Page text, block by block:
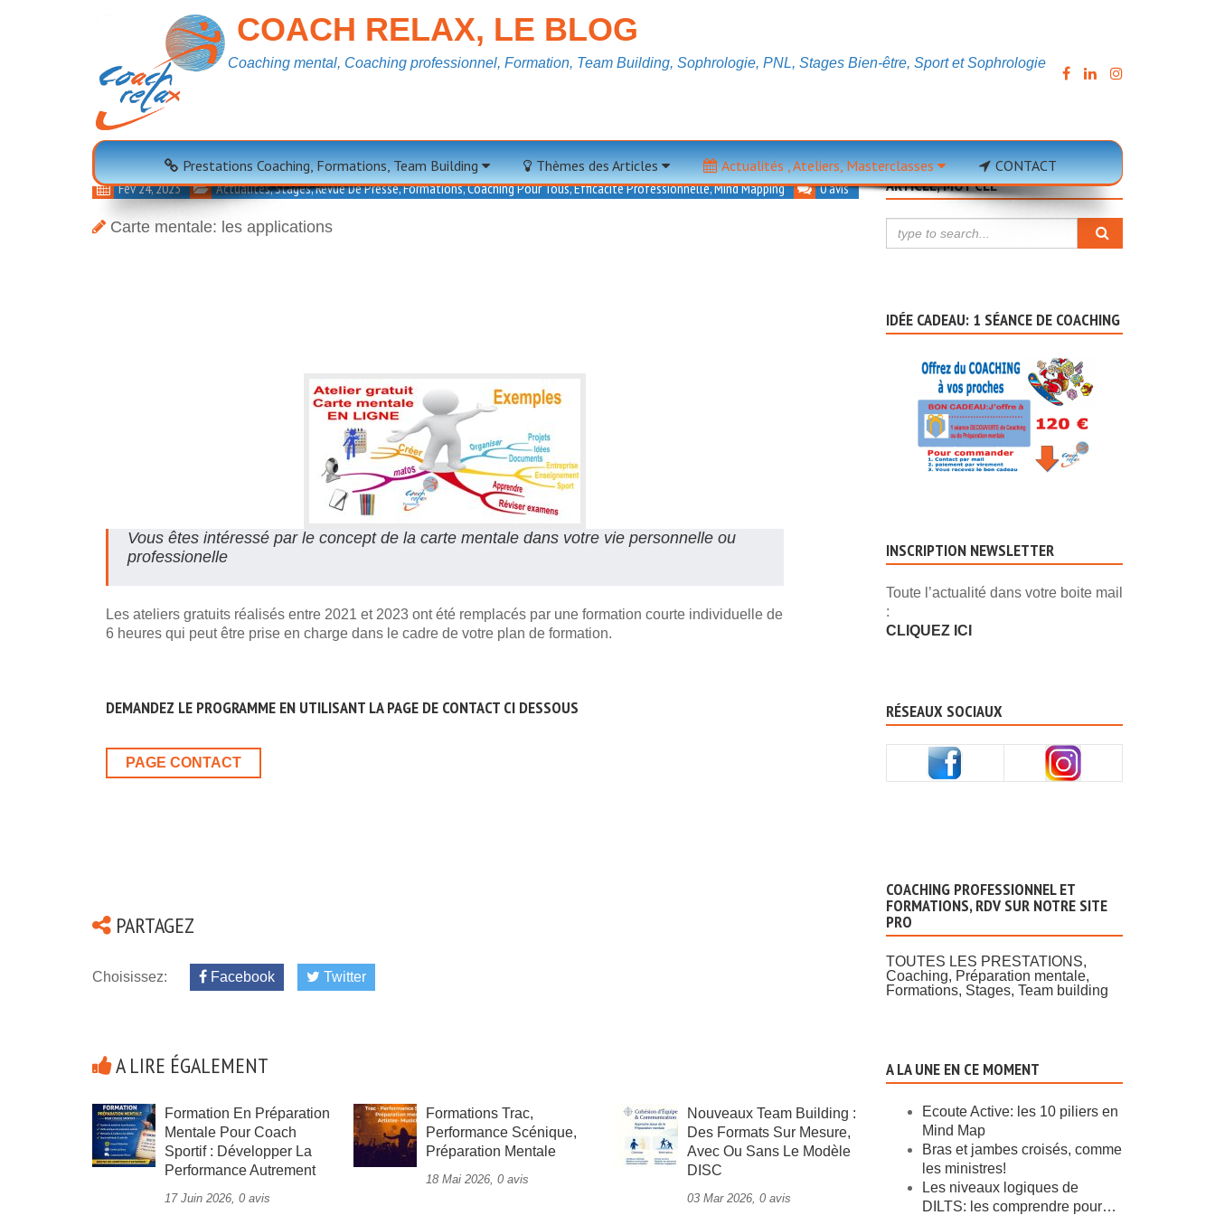
COACH RELAX, LE BLOG
Coaching mental, Coaching professionnel, Formation, Team Building, Sophrologie, PNL, Stages Bien-être, Sport et Sophrologie
Prestations Coaching, Formations, Team Building Thèmes des Articles Actualités , Ateliers, Masterclasses CONTACT
Carte Mentale: Les Applications
Fév 24, 2023 Actualités, Stages, Revue De Presse, Formations,Coaching Pour Tous,Efficacité Professionnelle,Mind Mapping 0 avis
Carte mentale: les applications
Vous êtes intéressé par le concept de la carte mentale dans votre vie personnelle ou
professionelle
Les ateliers gratuits réalisés entre 2021 et 2023 ont été remplacés par une formation courte individuelle de
6 heures qui peut être prise en charge dans le cadre de votre plan de formation.
DEMANDEZ LE PROGRAMME EN UTILISANT LA PAGE DE CONTACT CI DESSOUS
PAGE CONTACT
PARTAGEZ
Choisissez: Facebook Twitter
A LIRE ÉGALEMENT
Formation En Préparation
Mentale Pour Coach
Sportif : Développer La
Performance Autrement
17 Juin 2026, 0 avis
Formations Trac,
Performance Scénique,
Préparation Mentale
18 Mai 2026, 0 avis
Nouveaux Team Building :
Des Formats Sur Mesure,
Avec Ou Sans Le Modèle
DISC
03 Mar 2026, 0 avis
Pourquoi La Préparation
Mentale Devient
Essentielle Pour Les
Sophrologues Et Les
Coachs
ARTICLE, MOT CLÉ
IDÉE CADEAU: 1 SÉANCE DE COACHING
INSCRIPTION NEWSLETTER
Toute l’actualité dans votre boite mail
:
CLIQUEZ ICI
RÉSEAUX SOCIAUX
COACHING PROFESSIONNEL ET
FORMATIONS, RDV SUR NOTRE SITE
PRO
TOUTES LES PRESTATIONS,
Coaching, Préparation mentale,
Formations, Stages, Team building
A LA UNE EN CE MOMENT
Ecoute Active: les 10 piliers en
Mind Map
Bras et jambes croisés, comme
les ministres!
Les niveaux logiques de
DILTS: les comprendre pour…